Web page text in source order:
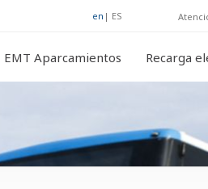
en | ES
EMT Aparcamientos Recarga